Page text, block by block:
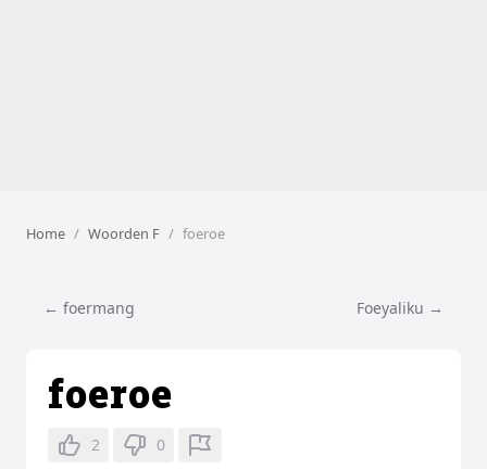
Home Woorden F foeroe
← foermang Foeyaliku →
foeroe
2 0